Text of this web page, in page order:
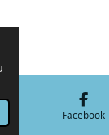
Facebook